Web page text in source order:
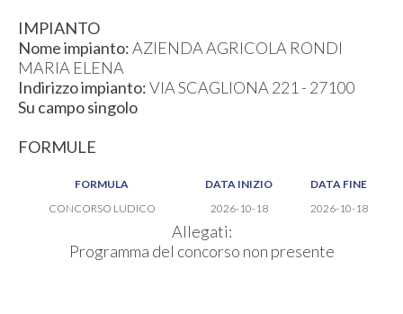
IMPIANTO
Nome impianto:AZIENDA AGRICOLA RONDI
MARIA ELENA
Indirizzo impianto:VIA SCAGLIONA 221 - 27100
Su campo singolo
FORMULE
FORMULA DATA INIZIO
DATA FINE
CONCORSO LUDICO
2026-10-18 2026-10-18
Allegati:
Programma del concorso non presente